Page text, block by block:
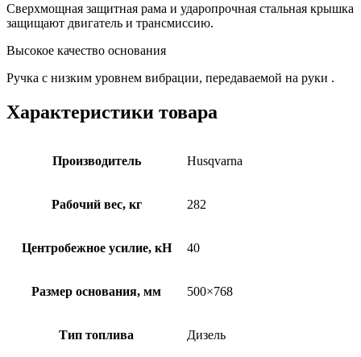
Сверхмощная защитная рама и ударопрочная стальная крышка
защищают двигатель и трансмиссию.
Высокое качество основания
Ручка с низким уровнем вибрации, передаваемой на руки .
Характеристики товара
Производитель Husqvarna
Рабочий вес, кг 282
Центробежное усилие, кН 40
Размер основания, мм 500×768
Тип топлива Дизель